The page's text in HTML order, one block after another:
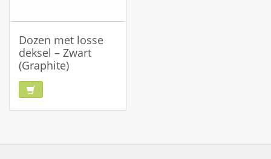
Dozen met losse
deksel – Zwart
(Graphite)